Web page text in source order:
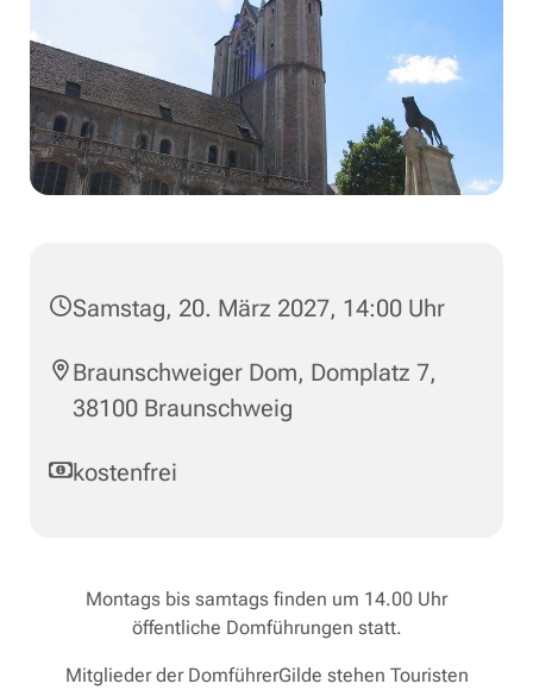
Samstag, 20. März 2027, 14:00 Uhr
Braunschweiger Dom, Domplatz 7,
38100 Braunschweig
kostenfrei
Montags bis samtags finden um 14.00 Uhr
öffentliche Domführungen statt.
Mitglieder der DomführerGilde stehen Touristen